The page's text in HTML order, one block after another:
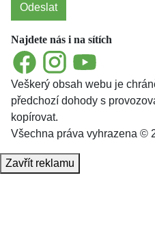
Odeslat
Najdete nás i na sítích
FacebookInstagramYouTube
Veškerý obsah webu je
předchozí dohody s
kopírovat.
Všechna práva vyhrazena ©
Zavřít reklamu